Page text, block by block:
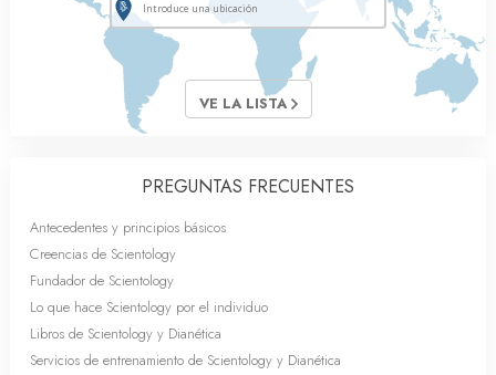
VE LA LISTA
PREGUNTAS FRECUENTES
Antecedentes y principios básicos
Creencias de Scientology
Fundador de Scientology
Lo que hace Scientology por el individuo
Libros de Scientology y Dianética
Servicios de entrenamiento de Scientology y Dianética